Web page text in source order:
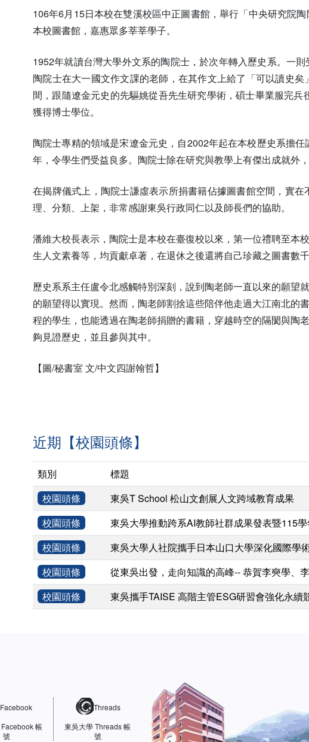
106年6月15日本校在雙溪校區中正圖書館，舉行「中央研究院
本校圖書館，嘉惠眾多莘莘學子。
1952年就讀台灣大學外文系的陶院士，於次年轉入歷史系。一
陶院士在大一國文作文課的老師，在其作文上給了「可以讀史
間，跟隨遼金元史的先驅姚從吾先生研究學術，碩士畢業服完
獲得博士學位。
陶院士專精的領域是宋遼金元史，自2002年起在本校歷史系擔
年，令學生們受益良多。陶院士除在研究與教學上有傑出成就外
在揭牌儀式上，陶院士謙虛表示所捐書籍佔據圖書館空間，實
理、分類、上架，非常感謝東吳行政同仁以及師長們的協助。
潘維大校長表示，陶院士是本校在臺復校以來，第一位禮聘至本
生人文素養等，均貢獻卓著，在退休之後還將自己珍藏之圖書數
歷史系系主任盧令北感觸特別深刻，說到陶老師一直以來的願望
的願望得以實現。然而，陶老師割捨這些陪伴他走過大江南北的
程的學生，也能透過在陶老師捐贈的書籍，穿越時空的隔閡與陶
夠見證歷史，並且參與其中。
【圖/秘書室 文/中文四謝翰哲】
近期【校園頭條】
類別 標題
校園頭條
東吳T School 松山文創展人文跨域教育成果
校園頭條
東吳大學推動跨系AI教師社群成果發表暨115
校園頭條
東吳大學人社院攜手日本山口大學深化國際學
校園頭條
從東吳出發，走向知識的高峰-- 恭賀李奭學、
校園頭條
東吳攜手TAISE 高階主管ESG研習會強化永續
Facebook
Facebook 帳
號
Threads
東吳大學Threads 帳
號